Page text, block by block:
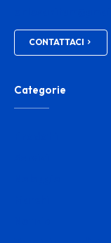
CONTATTACI
Categorie